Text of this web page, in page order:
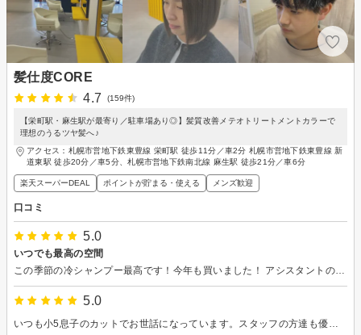
髪仕度CORE
4.7
(159件)
【栄町駅・麻生駅が最寄り／駐車場あり◎】髪質改善メテオトリートメントカラーで
理想のうるツヤ髪へ♪
アクセス：札幌市営地下鉄東豊線 栄町駅 徒歩11分／車2分 札幌市営地下鉄東豊線 新
道東駅 徒歩20分／車5分、札幌市営地下鉄南北線 麻生駅 徒歩21分／車6分
楽天スーパーDEAL ポイントが貯まる・使える メンズ歓迎
口コミ
5.0
いつでも最高の空間
この季節の冷シャンプー最高です！今年も買いました！ アシスタントの方のヘッドマッサージも寝落ちするくらい最高です！ またお願いします！
5.0